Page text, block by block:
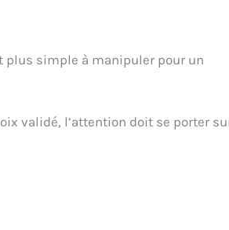
plus simple à manipuler pour un
validé, l’attention doit se porter